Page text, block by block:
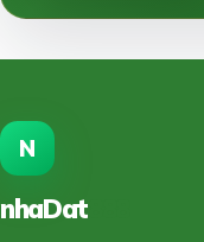
N
nhaDat